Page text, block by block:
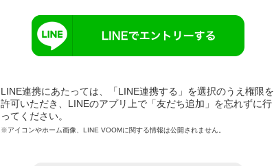
LINE連携にあたっては、「LINE連携する」を選択のうえ権限を
許可いただき、LINEのアプリ上で「友だち追加」を忘れずに行
ってください。
※アイコンやホーム画像、LINE VOOMに関する情報は公開されません。